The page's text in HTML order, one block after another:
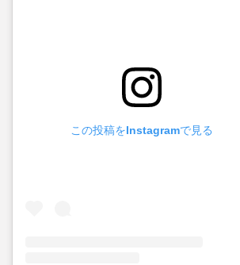
この投稿をInstagramで見る